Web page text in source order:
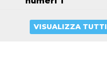
VISUALIZZA TUTTI